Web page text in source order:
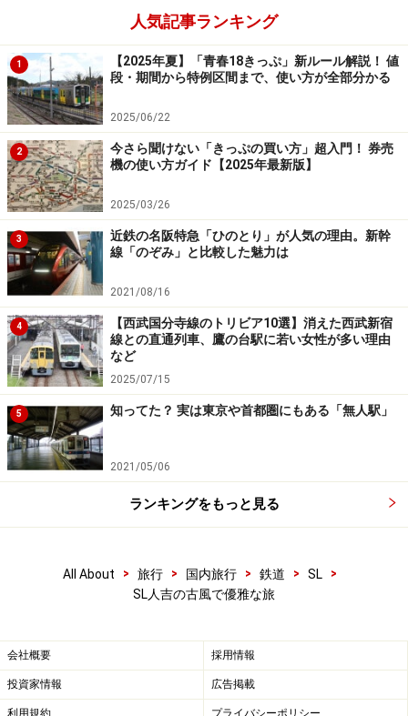
地元名産・球磨焼酎のビンがずらりと並ぶ車内のショーケー
遊び心一杯の水戸岡ワールド全開といった楽しさだ。2
号車にあるビュッフェのカウンターでは、ドリンクやお
弁当はもちろんのこと、楽しいSLグッズが目移りするく
らい豊富で財布の紐は緩みっぱなしだ。
車窓は楽しめないが、くつろいで本が読める応接間のような
SL文庫
他には、「SL文庫」というコーナーもあり、本棚には汽
車の絵本やSLの写真集などがぎっしり詰まっている。傍
らの壁に掛けてある絵画の下にあるソファーで読書と洒
落込むのも悪くはないが、絶景の連続である肥薩線を走
っている限りは、本を読んでいる場合ではないような気
で、指定席が窓側でなくてもがっかりすることはない。
車内散歩や展望席で素敵な車窓を遮られずに楽しめるか
人気記事ランキング
1
【2025年夏】「青春18きっぷ」新ルール解説！ 値
段・期間から特例区間まで、使い方が全部分かる
2025/06/22
2
今さら聞けない「きっぷの買い方」超入門！ 券売
機の使い方ガイド【2025年最新版】
2025/03/26
3
近鉄の名阪特急「ひのとり」が人気の理由。新幹
線「のぞみ」と比較した魅力は
2021/08/16
4
【西武国分寺線のトリビア10選】消えた西武新宿
線との直通列車、鷹の台駅に若い女性が多い理由
など
2025/07/15
5 知ってた？ 実は東京や首都圏にもある「無人駅」
2021/05/06
ランキングをもっと見る
All About > 旅行 > 国内旅行 > 鉄道 > SL
>
SL人吉の古風で優雅な旅
会社概要 採用情報
投資家情報 広告掲載